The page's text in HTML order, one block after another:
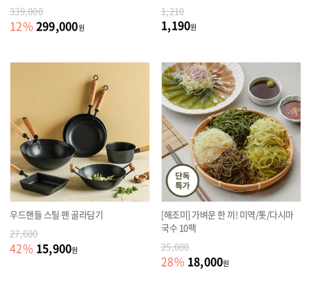
339,000
12% 299,000원
1,210
1,190원
우드핸들 스틸 팬 골라담기
27,600
42% 15,900원
[해조미] 가벼운 한 끼! 미역/톳/다시마
국수 10팩
25,000
28% 18,000원